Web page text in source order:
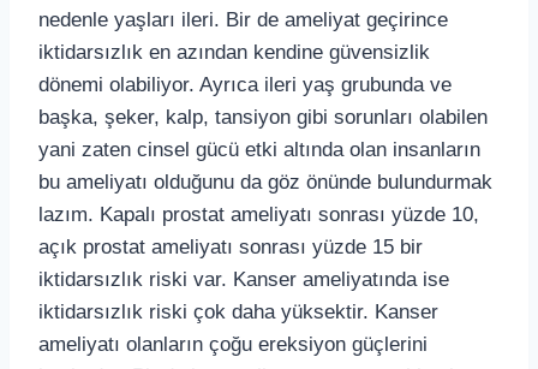
nedenle yaşları ileri. Bir de ameliyat geçirince
iktidarsızlık en azından kendine güvensizlik
dönemi olabiliyor. Ayrıca ileri yaş grubunda ve
başka, şeker, kalp, tansiyon gibi sorunları olabilen
yani zaten cinsel gücü etki altında olan insanların
bu ameliyatı olduğunu da göz önünde bulundurmak
lazım. Kapalı prostat ameliyatı sonrası yüzde 10,
açık prostat ameliyatı sonrası yüzde 15 bir
iktidarsızlık riski var. Kanser ameliyatında ise
iktidarsızlık riski çok daha yüksektir. Kanser
ameliyatı olanların çoğu ereksiyon güçlerini